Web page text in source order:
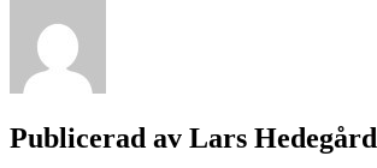
Publicerad av Lars Hedegård